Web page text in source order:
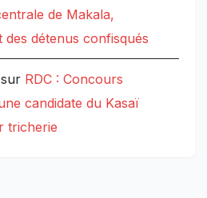
de Makala,
détenus confisqués
sur RDC : Concours
candidate du Kasaï
tricherie